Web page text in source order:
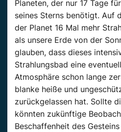
Planeten, der nur 17 Tage
seines Sterns benötigt. Auf
der Planet 16 Mal mehr
als unsere Erde von der
glauben, dass dieses
Strahlungsbad eine
Atmosphäre schon lange
blanke heiße und
zurückgelassen hat. Sollte
könnten zukünftige
Beschaffenheit des